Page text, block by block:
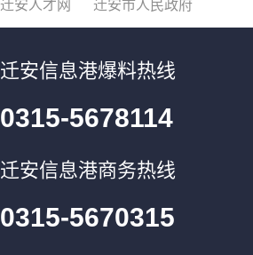
迁安人才网 迁安市人民政府
迁安信息港爆料热线
0315-5678114
迁安信息港商务热线
0315-5670315